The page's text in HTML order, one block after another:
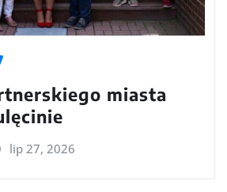
miasta
lip 27, 2026